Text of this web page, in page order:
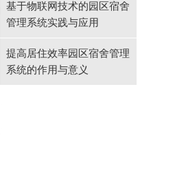
基于物联网技术的园区宿舍
管理系统实践与应用
提高居住效率园区宿舍管理
系统的作用与意义